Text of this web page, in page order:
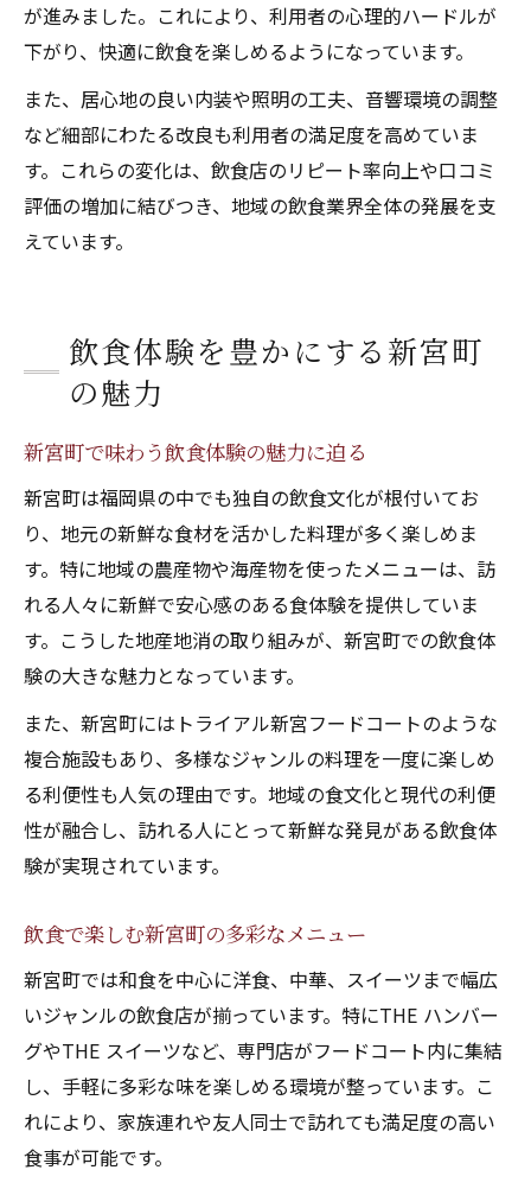
が進みました。これにより、利用者の心理的ハードルが
下がり、快適に飲食を楽しめるようになっています。
また、居心地の良い内装や照明の工夫、音響環境の調整
など細部にわたる改良も利用者の満足度を高めていま
す。これらの変化は、飲食店のリピート率向上や口コミ
評価の増加に結びつき、地域の飲食業界全体の発展を支
えています。
飲食体験を豊かにする新宮町
の魅力
新宮町で味わう飲食体験の魅力に迫る
新宮町は福岡県の中でも独自の飲食文化が根付いてお
り、地元の新鮮な食材を活かした料理が多く楽しめま
す。特に地域の農産物や海産物を使ったメニューは、訪
れる人々に新鮮で安心感のある食体験を提供していま
す。こうした地産地消の取り組みが、新宮町での飲食体
験の大きな魅力となっています。
また、新宮町にはトライアル新宮フードコートのような
複合施設もあり、多様なジャンルの料理を一度に楽しめ
る利便性も人気の理由です。地域の食文化と現代の利便
性が融合し、訪れる人にとって新鮮な発見がある飲食体
験が実現されています。
飲食で楽しむ新宮町の多彩なメニュー
新宮町では和食を中心に洋食、中華、スイーツまで幅広
いジャンルの飲食店が揃っています。特にTHE ハンバー
グやTHE スイーツなど、専門店がフードコート内に集結
し、手軽に多彩な味を楽しめる環境が整っています。こ
れにより、家族連れや友人同士で訪れても満足度の高い
食事が可能です。